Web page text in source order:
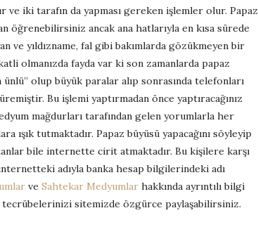
ve iki tarafın da yapması gereken işlemler olur. Papaz
öğrenebilirsiniz ancak ana hatlarıyla en kısa sürede
ve yıldızname, fal gibi bakımlarda gözükmeyen bir
olmanızda fayda var ki son zamanlarda papaz
ünlü” olup büyük paralar alıp sonrasında telefonları
Bu işlemi yaptırmadan önce yaptıracağınız
mağdurları tarafından gelen yorumlarla her
ışık tutmaktadır. Papaz büyüsü yapacağını söyleyip
bile internette cirit atmaktadır. Bu kişilere karşı
adıyla banka hesap bilgilerindeki adı
ve Sahtekar Medyumlar hakkında ayrıntılı bilgi
tecrübelerinizi sitemizde özgürce paylaşabilirsiniz.